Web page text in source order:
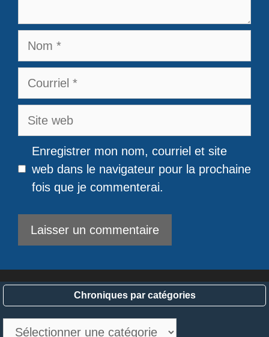
Nom
Courriel
Site
Enregistrer mon nom, courriel et site
web dans le navigateur pour la prochaine
fois que je commenterai.
Chroniques par catégories